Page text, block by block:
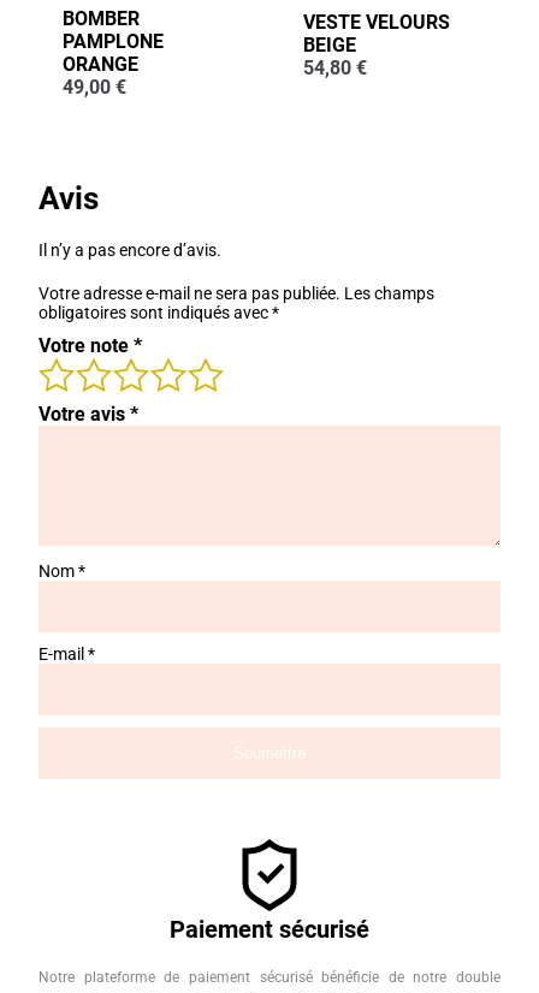
BOMBER
PAMPLONE
ORANGE
49,00 €
VESTE VELOURS
BEIGE
54,80 €
Avis
Il n’y a pas encore d’avis.
Votre adresse e-mail ne sera pas publiée. Les champs
obligatoires sont indiqués avec*
Votre note *
Votre avis *
Nom*
E-mail *
Paiement sécurisé
Notre plateforme de paiement sécurisé bénéficie de notre double